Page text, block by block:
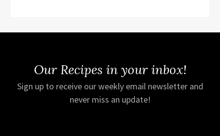
Our Recipes in your inbox!
Sign up to receive our weekly email newsletter and
never miss an update!